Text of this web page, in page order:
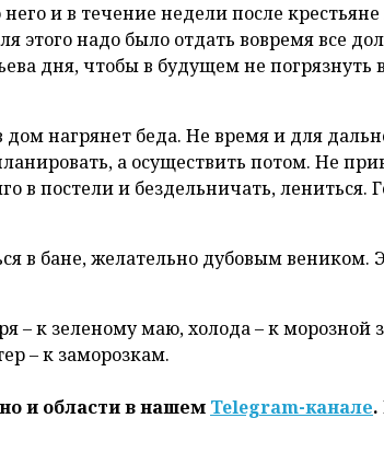
и в течение недели после
этого надо было отдать вовремя все
дня, чтобы в будущем не погрязнуть
нагрянет беда. Не время и для
а осуществить потом. Не
в постели и бездельничать, лениться.
в бане, желательно дубовым веником.
– к зеленому маю, холода – к морозной
– к заморозкам.
и области в нашем Telegram-канале.